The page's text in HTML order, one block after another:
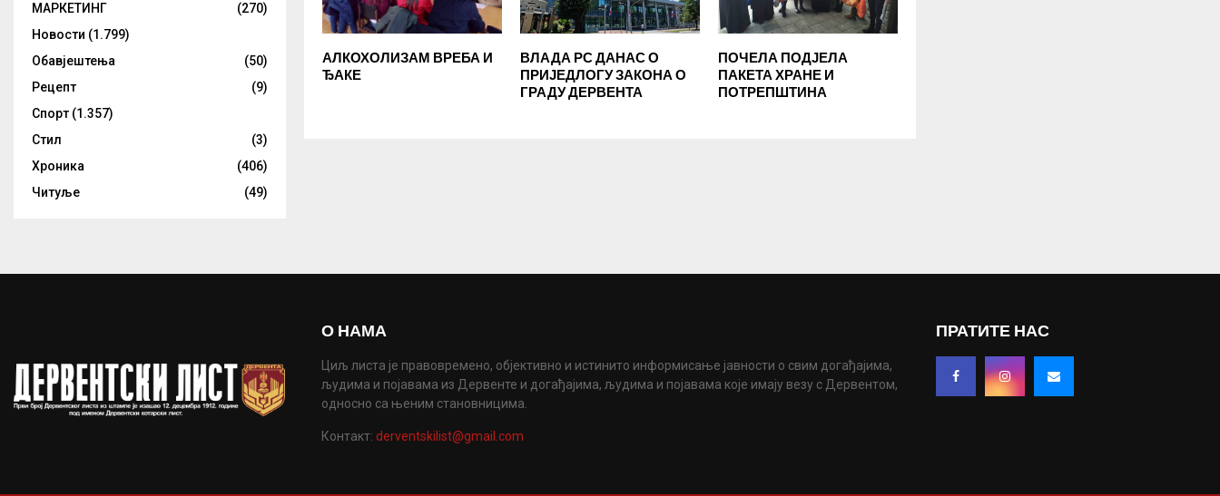
АЛКОХОЛИЗАМ ВРЕБА И
ЂАКЕ
ВЛАДА РС ДАНАС О
ПРИЈЕДЛОГУ ЗАКОНА О
ГРАДУ ДЕРВЕНТА
ПОЧЕЛА ПОДЈЕЛА
ПАКЕТА ХРАНЕ И
ПОТРЕПШТИНА
МАРКЕТИНГ
(270)
Новости (1.799)
Обавјештења
(50)
Рецепт
(9)
Спорт (1.357)
Стил
(3)
Хроника
(406)
Читуље
(49)
О НАМА
Циљ листа је правовремено, објективно и истинито информисање јавности о свим догађајима,
људима и појавама из Дервенте и догађајима, људима и појавама које имају везу с Дервентом,
односно са њеним становницима.
Контакт: derventskilist@gmail.com
ПРАТИТЕ НАС